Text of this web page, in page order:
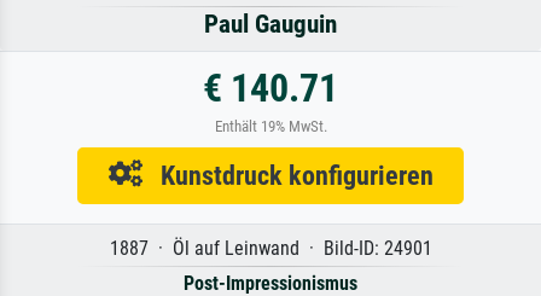
Paul Gauguin
€ 140.71
Enthält 19% MwSt.
Kunstdruck konfigurieren
1887 · Öl auf Leinwand · Bild-ID: 24901
Post-Impressionismus